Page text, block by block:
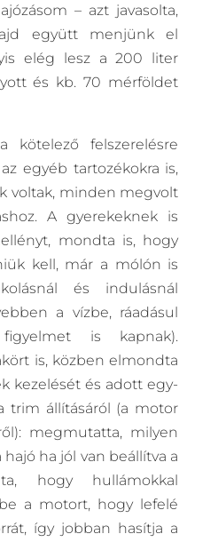
– azt javasolta,
együtt menjünk el
elég lesz a 200 liter
és kb. 70 mérföldet
kötelező felszerelésre
egyéb tartozékokra is,
voltak, minden megvolt
A gyerekeknek is
mondta is, hogy
kell, már a mólón is
és indulásnál
a vízbe, ráadásul
is kapnak).
is, közben elmondta
kezelését és adott egy-
trim állításáról (a motor
megmutatta, milyen
ha jól van beállítva a
hogy hullámokkal
a motort, hogy lefelé
így jobban hasítja a